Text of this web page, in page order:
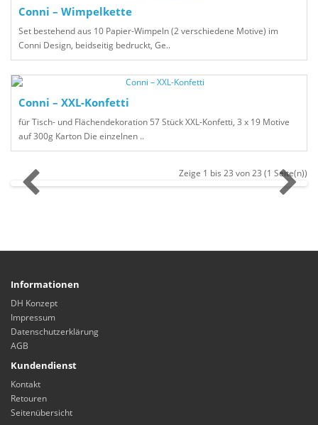
Conni – Wimpelkette
Set bestehend aus 10 Papier-Wimpeln (2 verschiedene Motive) im
Conni Design, beidseitig bedruckt, Ge..
Conni – XXL-Konfetti
für Tisch- und Flächendekoration 57 Stück XXL-Konfetti, 3 x 19 Motive
auf 300g Karton Die einzelnen ..
Zeige 1 bis 23 von 23 (1 Seite(n))
Informationen
DH Konzept
Impressum
Datenschutzerklärung
AGB
Kundendienst
Kontakt
Retouren
Seitenübersicht